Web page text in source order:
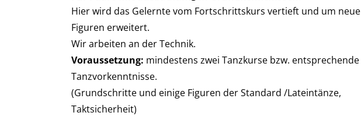
Hier wird das Gelernte vom Fortschrittskurs vertieft und um neue
Figuren erweitert.
Wir arbeiten an der Technik.
Voraussetzung: mindestens zwei Tanzkurse bzw. entsprechende
Tanzvorkenntnisse.
(Grundschritte und einige Figuren der Standard /Lateintänze,
Taktsicherheit)